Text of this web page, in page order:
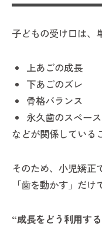
子どもの受け口は、
上あごの成長
下あごのズレ
骨格バランス
永久歯のスペース
などが関係している
そのため、小児矯正
「歯を動かす」だけ
“成長をどう利用す